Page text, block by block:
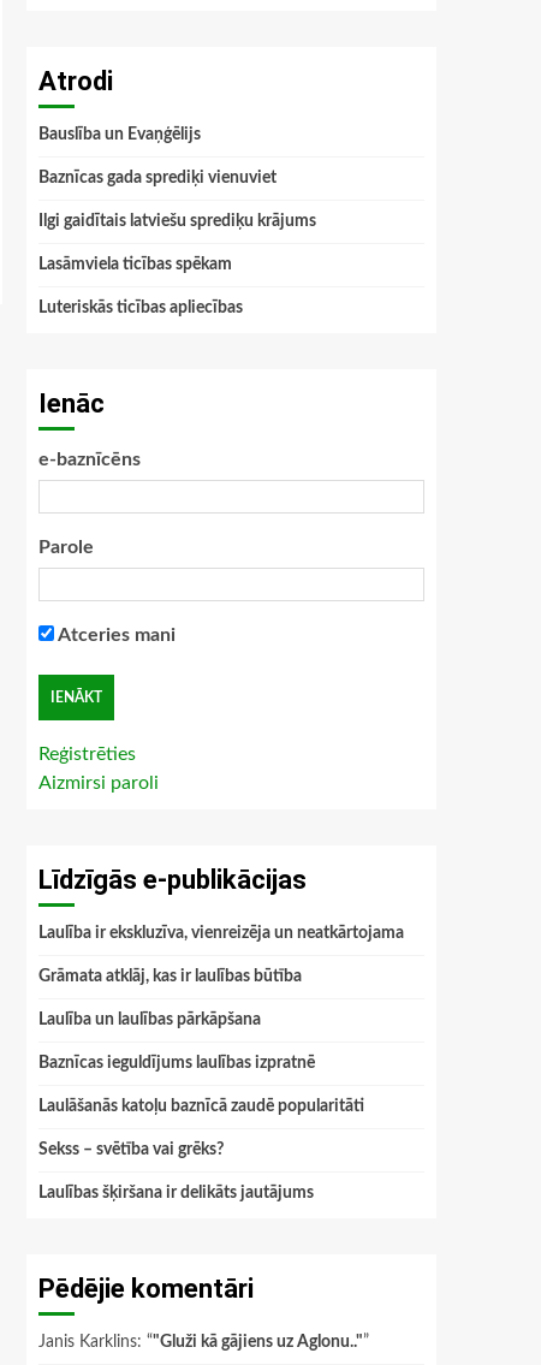
Atrodi
Bauslība un Evaņģēlijs
Baznīcas gada sprediķi vienuviet
Ilgi gaidītais latviešu sprediķu krājums
Lasāmviela ticības spēkam
Luteriskās ticības apliecības
Ienāc
e-baznīcēns
Parole
Atceries mani
Reģistrēties
Aizmirsi paroli
Līdzīgās e-publikācijas
Laulība ir ekskluzīva, vienreizēja un neatkārtojama
Grāmata atklāj, kas ir laulības būtība
Laulība un laulības pārkāpšana
Baznīcas ieguldījums laulības izpratnē
Laulāšanās katoļu baznīcā zaudē popularitāti
Sekss – svētība vai grēks?
Laulības šķiršana ir delikāts jautājums
Pēdējie komentāri
Janis Karklins: “"Gluži kā gājiens uz Aglonu.."”